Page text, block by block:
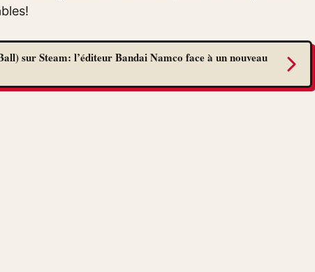
sur Steam: l’éditeur Bandai Namco face à un nouveau